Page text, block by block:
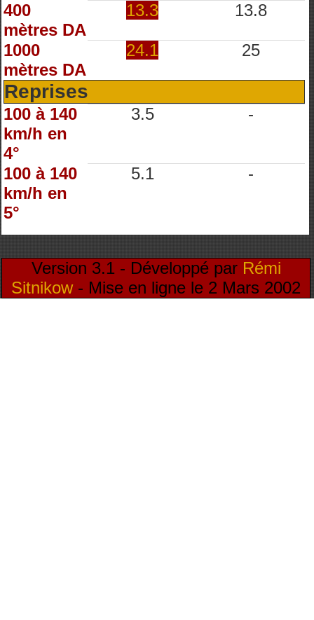
400
mètres DA
13.3 13.8
1000
mètres DA
24.1 25
Reprises
100 à 140
km/h en
4°
3.5 -
100 à 140
km/h en
5°
5.1 -
Version 3.1 - Développé par Rémi
Sitnikow- Mise en ligne le 2 Mars 2002